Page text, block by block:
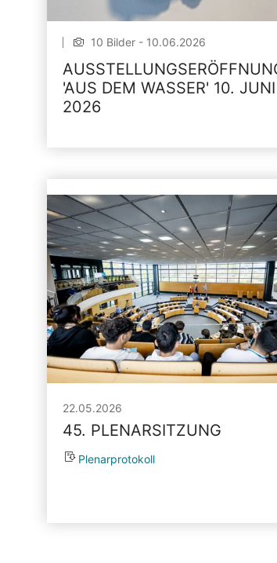
10 Bilder - 10.06.2026
'AUS DEM WASSER' 10. JUNI
2026
22.05.2026
45. PLENARSITZUNG
Plenarprotokoll